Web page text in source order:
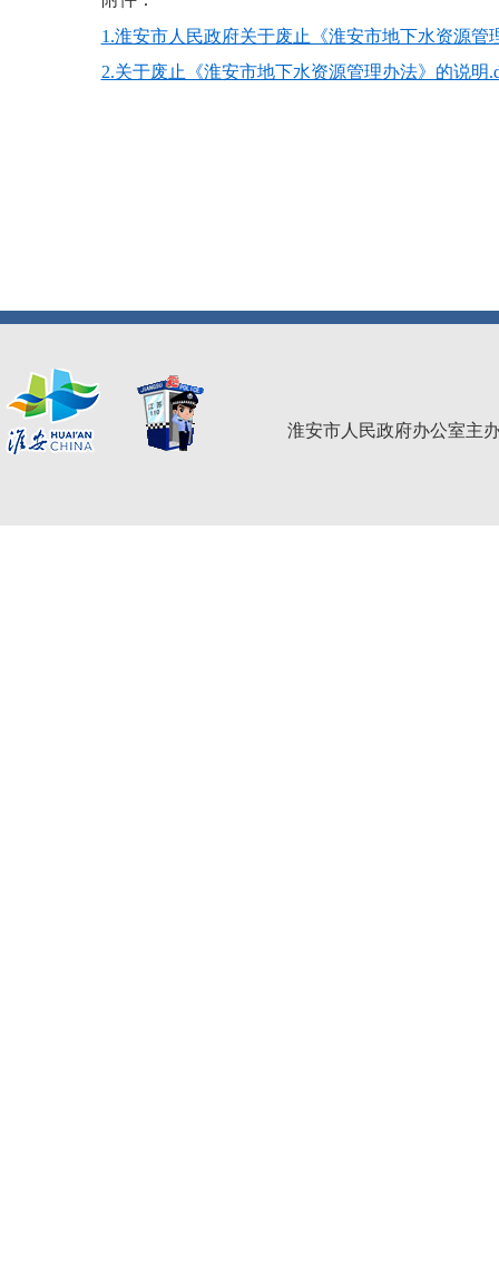
1.淮安市人民政府关于废止《淮安市地下水资源管
2.关于废止《淮安市地下水资源管理办法》的说明
淮安市人民政府办公室主